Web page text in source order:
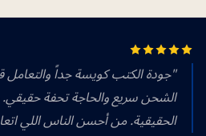
"جودة الكتب كويسة جداً والتعامل
الشحن سريع والحاجة تحفة
الحقيقية. من أحسن الناس اللي